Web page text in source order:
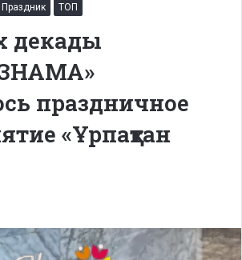
Праздник ТОП
декады
праздничное
«Ұрпақтан